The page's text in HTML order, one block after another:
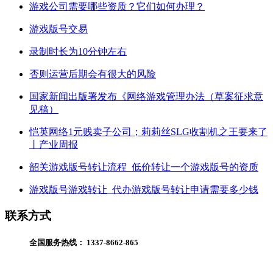
游戏公司需要哪些资质？它们如何办理？
游戏版号交易
录制时长为10分钟左右
否则运营后期会有很大的风险
国家新闻出版署发布《网络游戏管理办法（草案征求意
见稿）
恺英网络1元贱卖子公司；莉莉丝SLG收割机之王要来了
丨产业周报
韶关游戏版号转让流程_低价转让一个游戏版号的资质
游戏版号游戏转让_代办游戏版号转让申请需要多少钱
联系方式
全国服务热线： 1337-8662-865